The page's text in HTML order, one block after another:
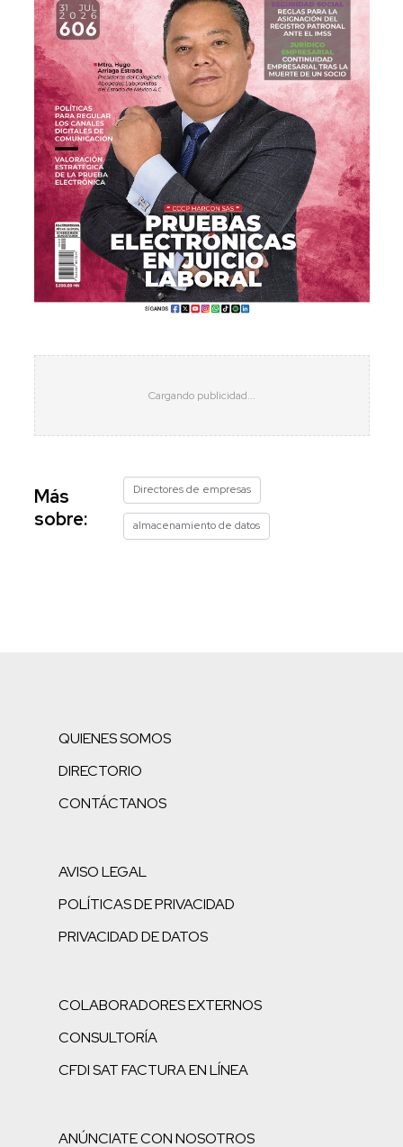
Más
sobre:
Directores de empresas
almacenamiento de datos
QUIENES SOMOS
DIRECTORIO
CONTÁCTANOS
AVISO LEGAL
POLÍTICAS DE PRIVACIDAD
PRIVACIDAD DE DATOS
COLABORADORES EXTERNOS
CONSULTORÍA
CFDI SAT FACTURA EN LÍNEA
ANÚNCIATE CON NOSOTROS